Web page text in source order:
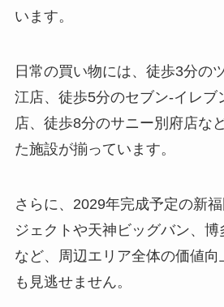
います。
日常の買い物には、徒歩3分の
江店、徒歩5分のセブン-イレブ
店、徒歩8分のサニー別府店な
た施設が揃っています。
さらに、2029年完成予定の新
ジェクトや天神ビッグバン、
など、周辺エリア全体の価値向
も見逃せません。